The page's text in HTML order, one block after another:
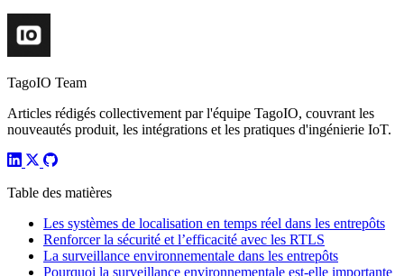
TagoIO Team
Articles rédigés collectivement par l'équipe TagoIO, couvrant les
nouveautés produit, les intégrations et les pratiques d'ingénierie IoT.
Table des matières
Les systèmes de localisation en temps réel dans les entrepôts
Renforcer la sécurité et l’efficacité avec les RTLS
La surveillance environnementale dans les entrepôts
Pourquoi la surveillance environnementale est-elle importante